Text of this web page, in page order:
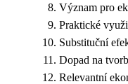
Význam pro
Praktické
Substituční
Dopad na
Relevantní